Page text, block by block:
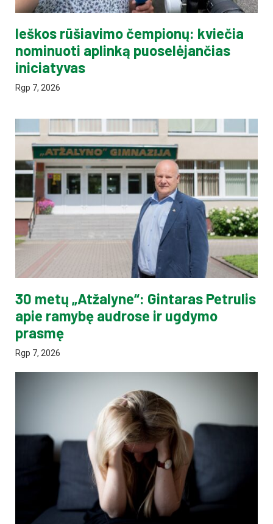
Ieškos rūšiavimo čempionų: kviečia
nominuoti aplinką puoselėjančias
iniciatyvas
Rgp 7, 2026
30 metų „Atžalyne“: Gintaras Petrulis
apie ramybę audrose ir ugdymo
prasmę
Rgp 7, 2026